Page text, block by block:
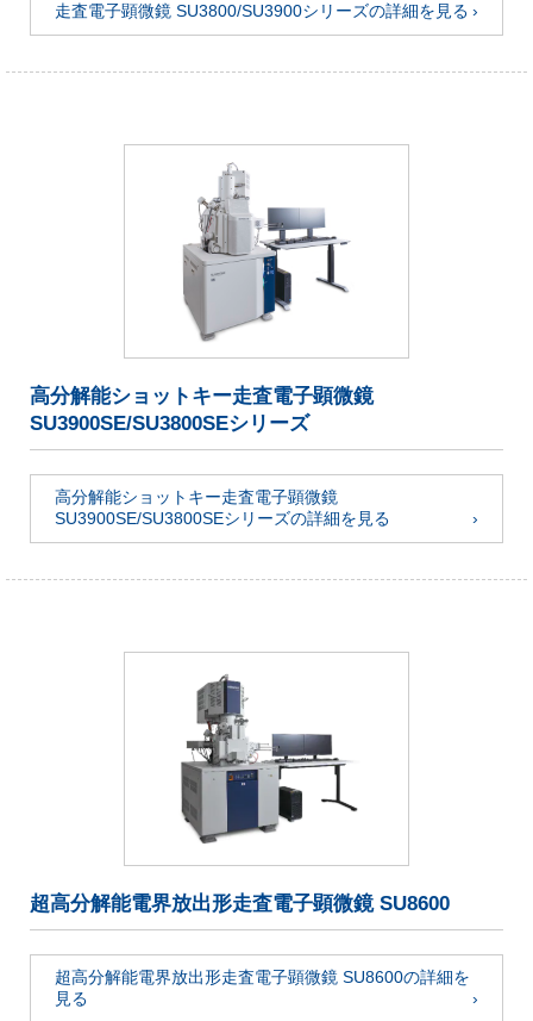
走査電子顕微鏡 SU3800/SU3900シリーズの詳細を見る
高分解能ショットキー走査電子顕微鏡
SU3900SE/SU3800SEシリーズ
高分解能ショットキー走査電子顕微鏡
SU3900SE/SU3800SEシリーズの詳細を見る
超高分解能電界放出形走査電子顕微鏡 SU8600
超高分解能電界放出形走査電子顕微鏡 SU8600の詳細を
見る